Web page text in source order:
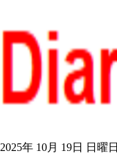
2025年 10月 19日 日曜日